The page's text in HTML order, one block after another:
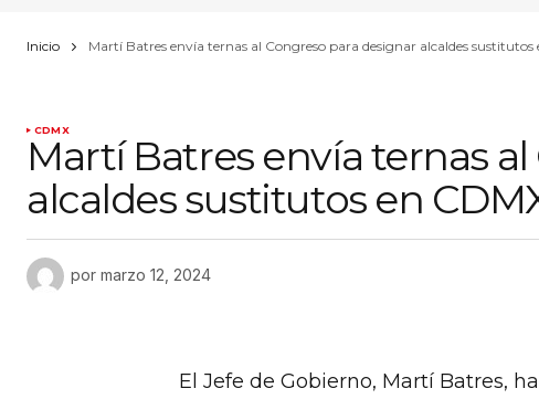
Inicio Martí Batres envía ternas al Congreso para designar alcaldes sustitutos
CDMX
Martí Batres envía ternas
alcaldes sustitutos en
por marzo 12, 2024
El Jefe de Gobierno, Martí Batres,